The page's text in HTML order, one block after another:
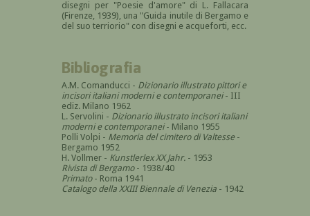
disegni per "Poesie d'amore" di L. Fallacara
(Firenze, 1939), una "Guida inutile di Bergamo e
del suo terriorio" con disegni e acqueforti, ecc.
Bibliografia
A.M. Comanducci - Dizionario illustrato pittori e
incisori italiani moderni e contemporanei- III
ediz. Milano 1962
L. Servolini - Dizionario illustrato incisori italiani
moderni e contemporanei- Milano 1955
Polli Volpi - Memoria del cimitero di Valtesse -
Bergamo 1952
H. Vollmer - Kunstlerlex XX Jahr. - 1953
Rivista di Bergamo- 1938/40
Primato- Roma 1941
Catalogo della XXIII Biennale di Venezia - 1942